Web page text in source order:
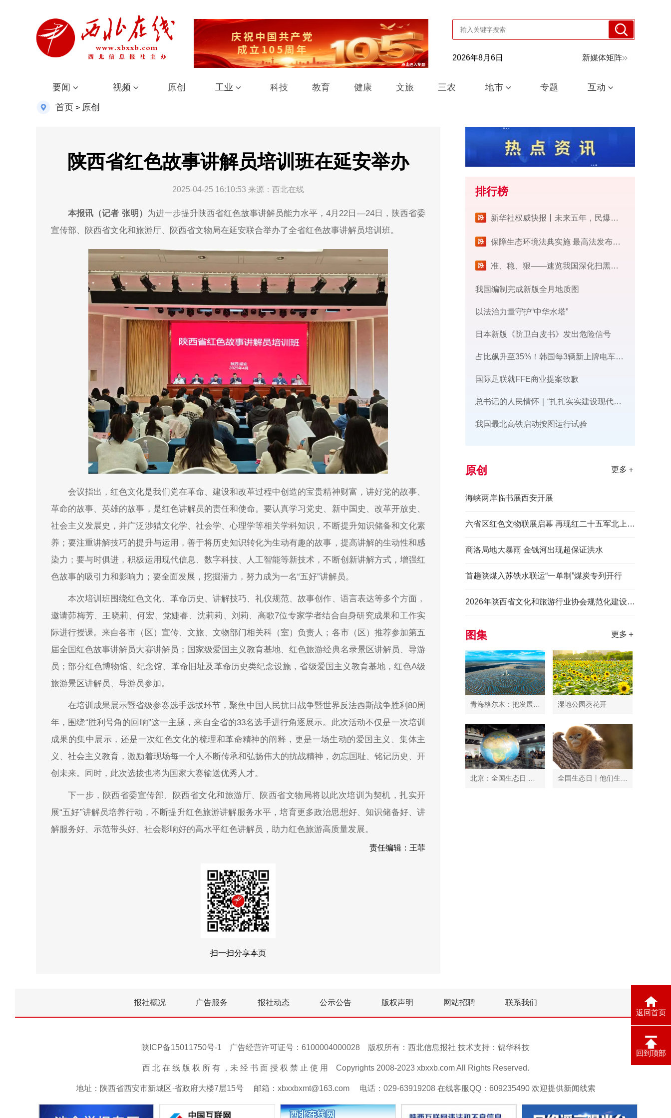
返回首页
回到顶部
2026年8月6日 新媒体矩阵
要闻 视频 原创 工业 科技 教育 健康 文旅 三农 地市 专题 互动
首页 > 原创
陕西省红色故事讲解员培训班在延安举办
2025-04-25 16:10:53 来源：西北在线
本报讯（记者 张明） 为进一步提升陕西省红色故事讲解员能力水平，4月22日—24日，陕西省委
宣传部、陕西省文化和旅游厅、陕西省文物局在延安联合举办了全省红色故事讲解员培训班。
会议指出，红色文化是我们党在革命、建设和改革过程中创造的宝贵精神财富，讲好党的故事、
革命的故事、英雄的故事，是红色讲解员的责任和使命。要认真学习党史、新中国史、改革开放史、
社会主义发展史，并广泛涉猎文化学、社会学、心理学等相关学科知识，不断提升知识储备和文化素
养；要注重讲解技巧的提升与运用，善于将历史知识转化为生动有趣的故事，提高讲解的生动性和感
染力；要与时俱进，积极运用现代信息、数字科技、人工智能等新技术，不断创新讲解方式，增强红
色故事的吸引力和影响力；要全面发展，挖掘潜力，努力成为一名“五好”讲解员。
本次培训班围绕红色文化、革命历史、讲解技巧、礼仪规范、故事创作、语言表达等多个方面，
邀请茆梅芳、王晓莉、何宏、党婕睿、沈莉莉、刘莉、高歌7位专家学者结合自身研究成果和工作实
际进行授课。来自各市（区）宣传、文旅、文物部门相关科（室）负责人；各市（区）推荐参加第五
届全国红色故事讲解员大赛讲解员；国家级爱国主义教育基地、红色旅游经典名录景区讲解员、导游
员；部分红色博物馆、纪念馆、革命旧址及革命历史类纪念设施，省级爱国主义教育基地，红色A级
旅游景区讲解员、导游员参加。
在培训成果展示暨省级参赛选手选拔环节，聚焦中国人民抗日战争暨世界反法西斯战争胜利80周
年，围绕“胜利号角的回响”这一主题，来自全省的33名选手进行角逐展示。此次活动不仅是一次培训
成果的集中展示，还是一次红色文化的梳理和革命精神的阐释，更是一场生动的爱国主义、集体主
义、社会主义教育，激励着现场每一个人不断传承和弘扬伟大的抗战精神，勿忘国耻、铭记历史、开
创未来。同时，此次选拔也将为国家大赛输送优秀人才。
下一步，陕西省委宣传部、陕西省文化和旅游厅、陕西省文物局将以此次培训为契机，扎实开
展“五好”讲解员培养行动，不断提升红色旅游讲解服务水平，培育更多政治思想好、知识储备好、讲
解服务好、示范带头好、社会影响好的高水平红色讲解员，助力红色旅游高质量发展。
责任编辑：王菲
扫一扫分享本页
排行榜
​新华社权威快报丨未来五年，民爆行业这样安全发展
保障生态环境法典实施 最高法发布首个配套司法解释
​准、稳、狠——速览我国深化扫黑除恶专项斗争最新部署
我国编制完成新版全月地质图
以法治力量守护“中华水塔”
日本新版《防卫白皮书》发出危险信号
占比飙升至35%！韩国每3辆新上牌电车，就有1辆来自中国
国际足联就FFE商业提案致歉
总书记的人民情怀｜“扎扎实实建设现代化产业体系”
我国最北高铁启动按图运行试验
原创 更多＋
海峡两岸临书展西安开展
六省区红色文物联展启幕 再现红二十五军北上先锋长征史诗
商洛局地大暴雨 金钱河出现超保证洪水
首趟陕煤入苏铁水联运“一单制”煤炭专列开行
2026年陕西省文化和旅游行业协会规范化建设培训班举办
图集 更多＋
湿地公园葵花开
报社概况 广告服务 报社动态 公示公告 版权声明 网站招聘 联系我们
陕ICP备15011750号-1 广告经营许可证号：6100004000028 版权所有：西北信息报社 技术支持： 锦华科技
西 北 在 线 版 权 所 有 ，未 经 书 面 授 权 禁 止 使 用 Copyrights 2008-2023 xbxxb.com All Rights Reserved.
地址：陕西省西安市新城区·省政府大楼7层15号 邮箱：xbxxbxmt@163.com 电话：029-63919208 在线客服QQ：609235490 欢迎提供新闻线索